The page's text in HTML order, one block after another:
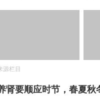
源栏目
肾要顺应时节，春夏秋